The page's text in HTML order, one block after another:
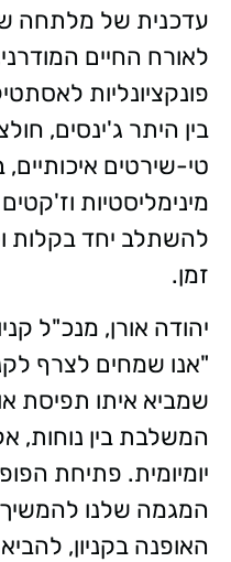
עדכנית של מלתחה
לאורח החיים
פונקציונליות
בין היתר ג'ינסים,
טי-שירטים איכותיים,
מינימליסטיות
להשתלב יחד בקלות
זמן.
יהודה אורן, מנכ"ל
שמביא איתו תפיסת
המשלבת בין נוחות,
יומיומית. פתיחת
המגמה שלנו
האופנה בקניון,